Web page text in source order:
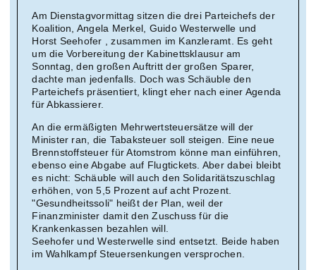
Am Dienstagvormittag sitzen die drei Parteichefs der
Koalition, Angela Merkel, Guido Westerwelle und
Horst Seehofer , zusammen im Kanzleramt. Es geht
um die Vorbereitung der Kabinettsklausur am
Sonntag, den großen Auftritt der großen Sparer,
dachte man jedenfalls. Doch was Schäuble den
Parteichefs präsentiert, klingt eher nach einer Agenda
für Abkassierer.
An die ermäßigten Mehrwertsteuersätze will der
Minister ran, die Tabaksteuer soll steigen. Eine neue
Brennstoffsteuer für Atomstrom könne man einführen,
ebenso eine Abgabe auf Flugtickets. Aber dabei bleibt
es nicht: Schäuble will auch den Solidaritätszuschlag
erhöhen, von 5,5 Prozent auf acht Prozent.
"Gesundheitssoli" heißt der Plan, weil der
Finanzminister damit den Zuschuss für die
Krankenkassen bezahlen will.
Seehofer und Westerwelle sind entsetzt. Beide haben
im Wahlkampf Steuersenkungen versprochen.